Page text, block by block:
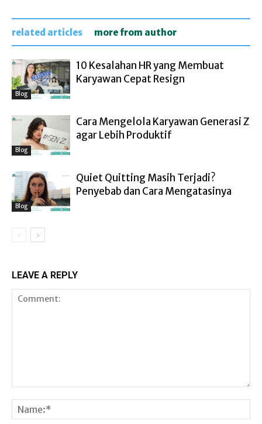
related articles more from author
Blog
10 Kesalahan HR yang Membuat
Karyawan Cepat Resign
Blog
Cara Mengelola Karyawan Generasi Z
agar Lebih Produktif
Blog
Quiet Quitting Masih Terjadi?
Penyebab dan Cara Mengatasinya
LEAVE A REPLY